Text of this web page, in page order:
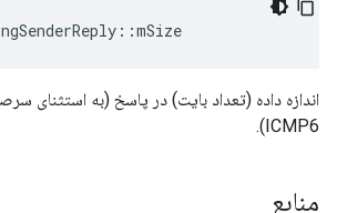
::mSize
ICMP6).
منابع